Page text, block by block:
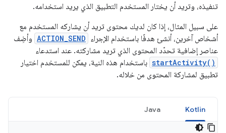
تنفيذه، وتريد أن يختار المستخدم التطبيق الذي يريد استخدامه.
على سبيل المثال، إذا كان لديك محتوى تريد أن يشاركه المستخدم مع
أشخاص آخرين، أنشئ هدفًا باستخدام الإجراء ACTION_SEND وأضِف
عناصر إضافية تحدّد المحتوى الذي تريد مشاركته. عند استدعاء
startActivity() باستخدام هذه النية، يمكن للمستخدم اختيار
تطبيق لمشاركة المحتوى من خلاله.
Kotlin
Java